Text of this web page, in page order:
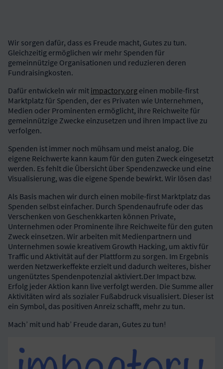
Wir sorgen dafür, dass es Freude macht, Gutes zu tun.
Gleichzeitig ermöglichen wir mehr Spenden für
gemeinnützige Organisationen und reduzieren deren
Fundraisingkosten.
Dafür entwickeln wir mit impactory.org einen mobile-first
Marktplatz für Spenden, der es Privaten wie Unternehmen,
Medien oder Prominenten ermöglicht, ihre Reichweite für
gemeinnützige Zwecke einzusetzen und ihren Impact live zu
verfolgen.
Spenden ist immer noch mühsam und meist analog. Die
eigene Reichwerte kann kaum für den guten Zweck eingesetzt
werden. Es fehlt die Übersicht über Spendenzwecke und eine
Visualisierung, was die eigene Spende bewirkt. Wir lösen das!
Als Basis machen wir durch einen mobile-first Marktplatz das
Spenden selbst einfacher. Durch Spendenaufrufe oder das
Verschenken von Geschenkkarten können Private,
Unternehmen oder Prominente ihre Reichweite für den guten
Zweck einsetzen. Wir arbeiten mit Medienpartnern und
Unternehmen sowie kreativem Growth Hacking, um aktiv für
Traffic und Aktivität auf der Plattform zu sorgen. Im Ergebnis
werden Netzwerkeffekte erzielt und dadurch weiteres, bisher
ungenütztes Spendenpotenzial aktiviert.Der Impact bzw.
Erfolg jeder Aktion kann live verfolgt werden. Die Summe aller
Aktivitäten wird als sozialer Fußabdruck visualisiert. Dieser ist
ein Symbol, das positiven Anreiz schafft, mehr zu tun.
Mach’ mit und hab’ Freude daran, Gutes zu tun!